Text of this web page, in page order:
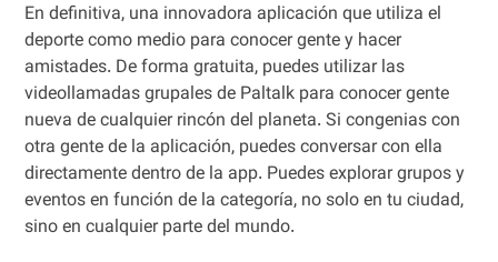
En definitiva, una innovadora aplicación que utiliza el
deporte como medio para conocer gente y hacer
amistades. De forma gratuita, puedes utilizar las
videollamadas grupales de Paltalk para conocer gente
nueva de cualquier rincón del planeta. Si congenias con
otra gente de la aplicación, puedes conversar con ella
directamente dentro de la app. Puedes explorar grupos y
eventos en función de la categoría, no solo en tu ciudad,
sino en cualquier parte del mundo.